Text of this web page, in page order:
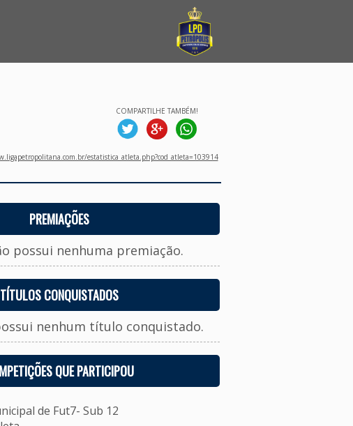
COMPARTILHE TAMBÉM!
estatistica_atleta.php?cod_atleta=103914
PREMIAÇÕES
possui nenhuma premiação.
TÍTULOS CONQUISTADOS
nenhum título conquistado.
QUE PARTICIPOU
de Fut7- Sub 12